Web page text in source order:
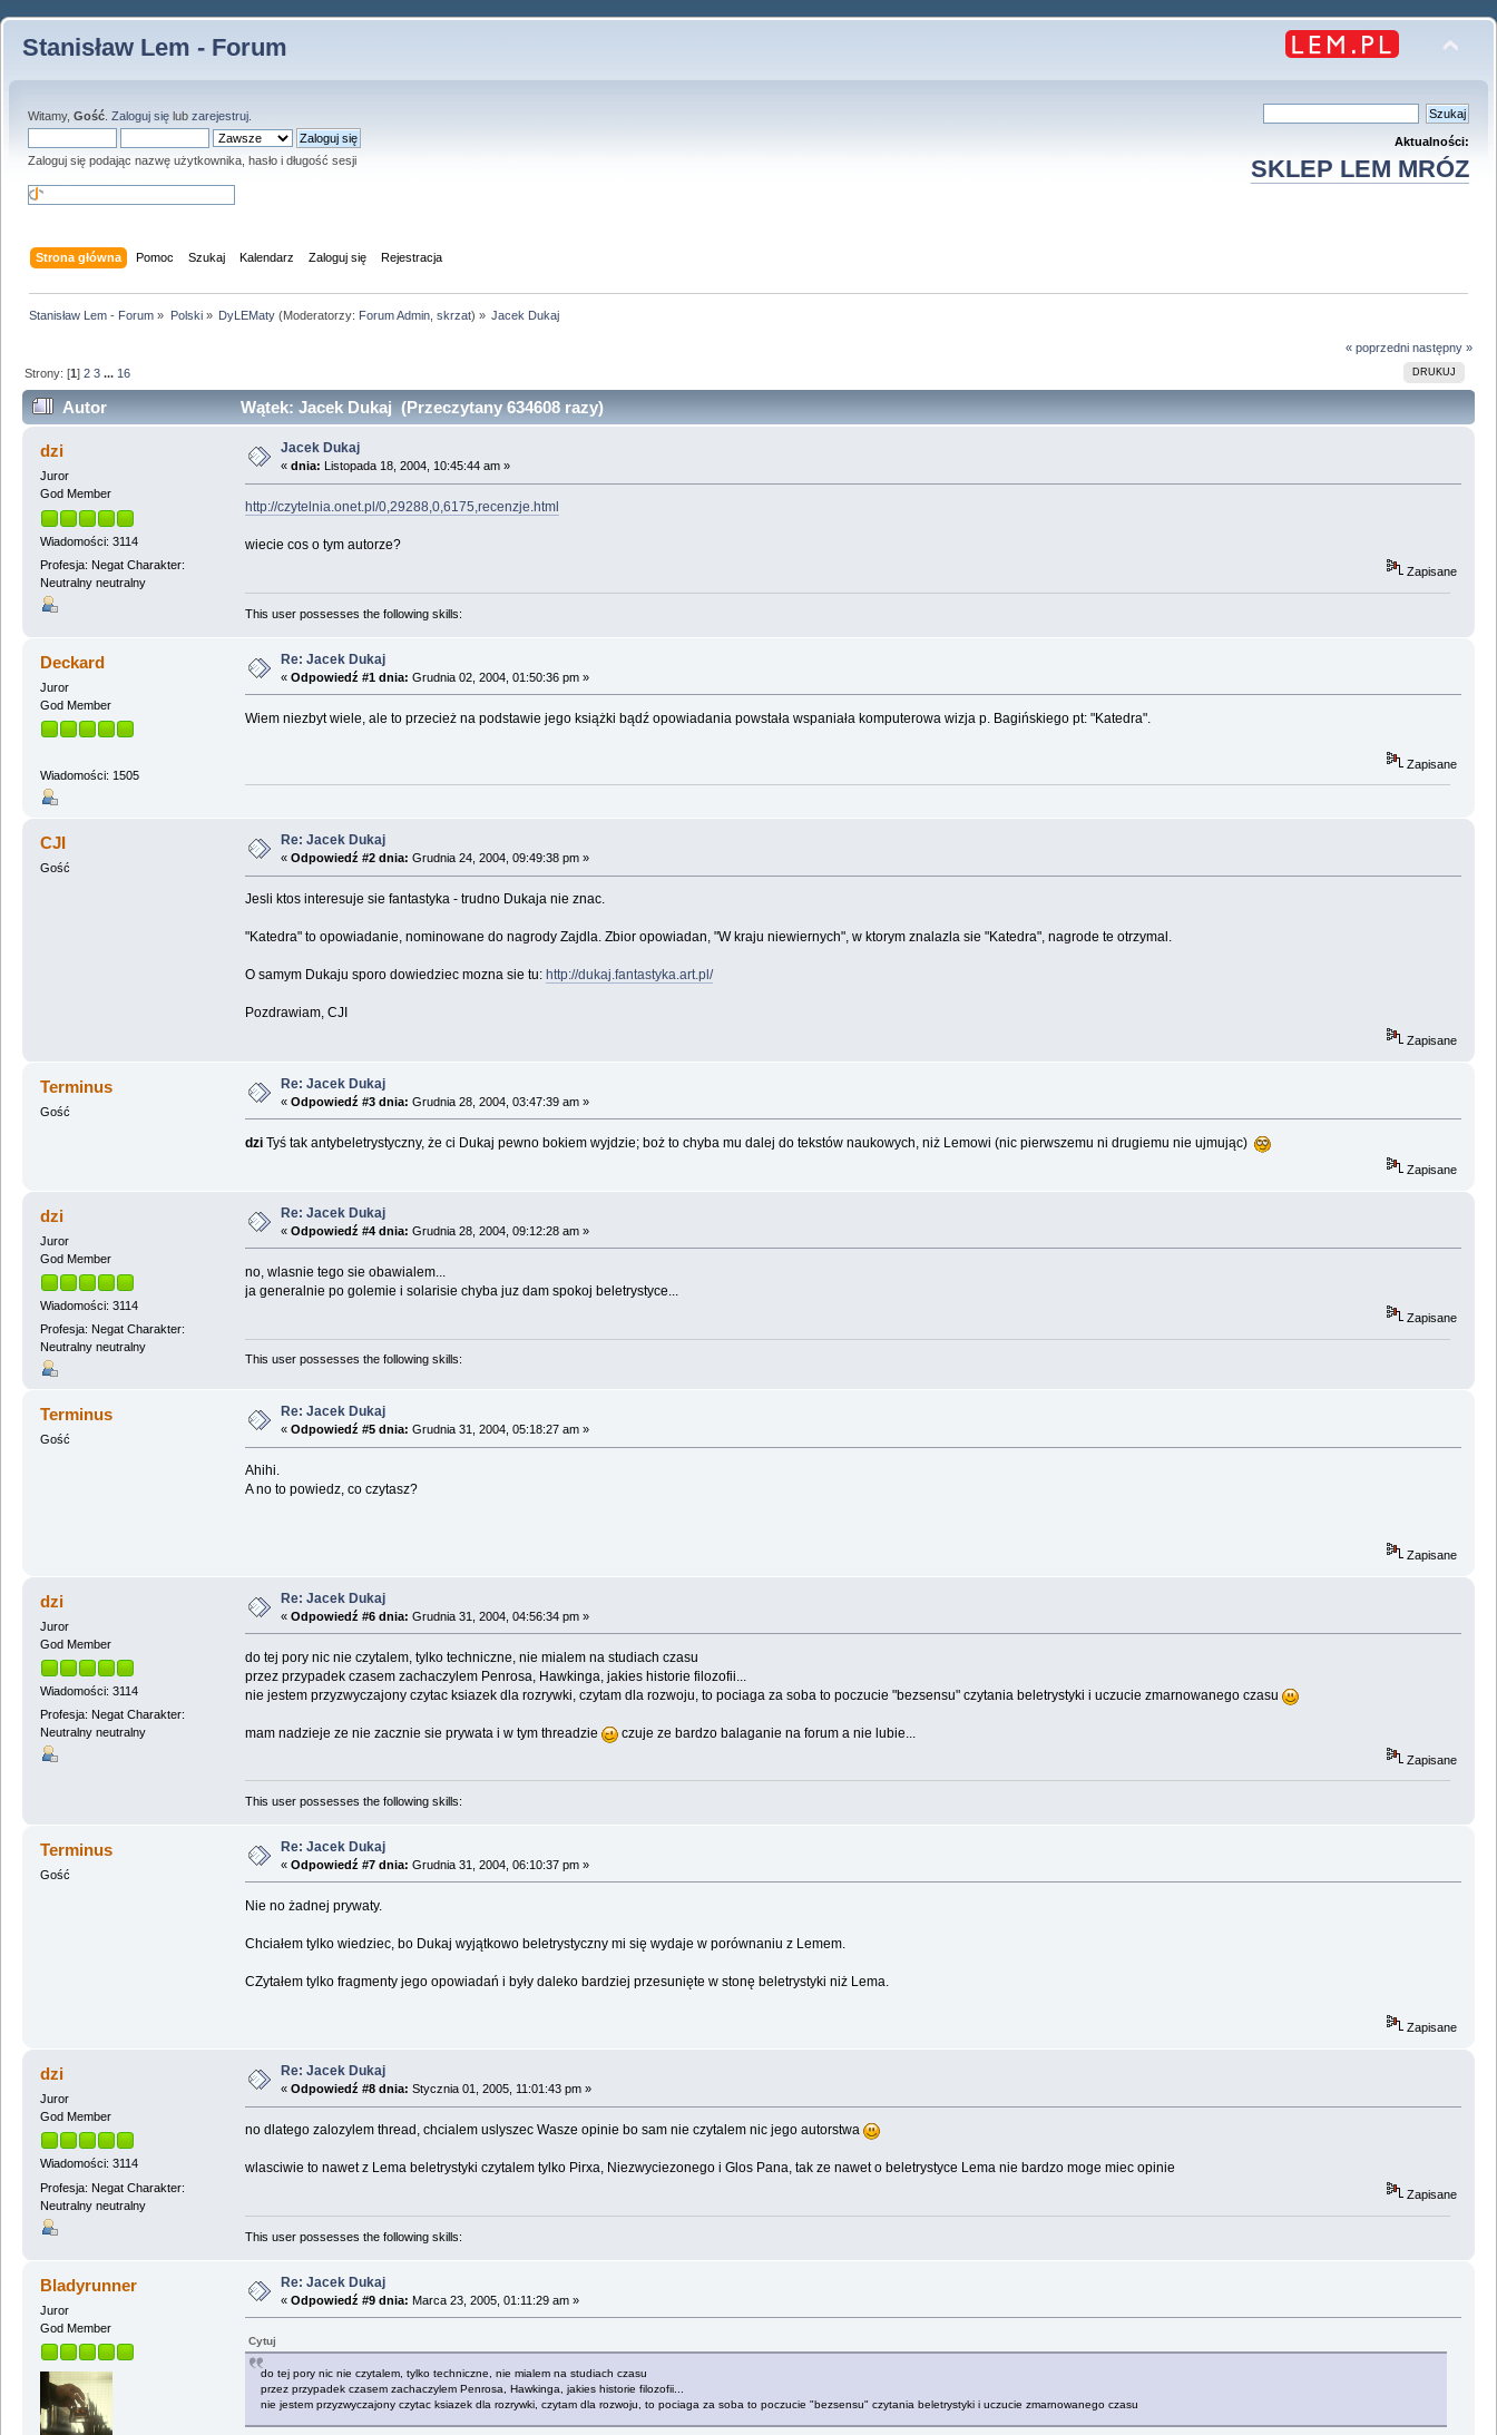
Stanisław Lem - Forum
Witamy, Gość Zaloguj się lub zarejestruj
Zaloguj się podając nazwę użytkownika, hasło i długość sesji
Aktualności:
SKLEP LEM MRÓZ
Strona główna Pomoc Szukaj Kalendarz Zaloguj się Rejestracja
Stanisław Lem - Forum » Polski» DyLEMaty(Moderatorzy: Forum Admin, skrzat) » Jacek Dukaj
« poprzedni następny »
DRUKUJ
Strony: [1]2 3 ... 16
Autor Wątek: Jacek Dukaj (Przeczytany 634608 razy)
dzi
Juror
God Member
Wiadomości: 3114
Profesja: Negat Charakter:
Neutralny neutralny
Jacek Dukaj
« dnia: Listopada 18, 2004, 10:45:44 am »
http://czytelnia.onet.pl/0,29288,0,6175,recenzje.html
wiecie cos o tym autorze?
Zapisane
This user possesses the following skills:
Deckard
Juror
God Member
Wiadomości: 1505
Re: Jacek Dukaj
« Odpowiedź #1 dnia: Grudnia 02, 2004, 01:50:36 pm »
Wiem niezbyt wiele, ale to przecież na podstawie jego książki bądź opowiadania powstała wspaniała komputerowa wizja p. Bagińskiego pt: "Katedra".
Zapisane
CJI
Gość
Re: Jacek Dukaj
« Odpowiedź #2 dnia: Grudnia 24, 2004, 09:49:38 pm »
Jesli ktos interesuje sie fantastyka - trudno Dukaja nie znac.
"Katedra" to opowiadanie, nominowane do nagrody Zajdla. Zbior opowiadan, "W kraju niewiernych", w ktorym znalazla sie "Katedra", nagrode te otrzymal.
O samym Dukaju sporo dowiedziec mozna sie tu: http://dukaj.fantastyka.art.pl/
Pozdrawiam, CJI
Zapisane
Terminus
Gość
Re: Jacek Dukaj
« Odpowiedź #3 dnia: Grudnia 28, 2004, 03:47:39 am »
dziTyś tak antybeletrystyczny, że ci Dukaj pewno bokiem wyjdzie; boż to chyba mu dalej do tekstów naukowych, niż Lemowi (nic pierwszemu ni drugiemu nie ujmując)
Zapisane
dzi
Juror
God Member
Wiadomości: 3114
Profesja: Negat Charakter:
Neutralny neutralny
Re: Jacek Dukaj
« Odpowiedź #4 dnia: Grudnia 28, 2004, 09:12:28 am »
no, wlasnie tego sie obawialem...
ja generalnie po golemie i solarisie chyba juz dam spokoj beletrystyce...
Zapisane
This user possesses the following skills:
Terminus
Gość
Re: Jacek Dukaj
« Odpowiedź #5 dnia: Grudnia 31, 2004, 05:18:27 am »
Ahihi.
A no to powiedz, co czytasz?
Zapisane
dzi
Juror
God Member
Wiadomości: 3114
Profesja: Negat Charakter:
Neutralny neutralny
Re: Jacek Dukaj
« Odpowiedź #6 dnia: Grudnia 31, 2004, 04:56:34 pm »
do tej pory nic nie czytalem, tylko techniczne, nie mialem na studiach czasu
przez przypadek czasem zachaczylem Penrosa, Hawkinga, jakies historie filozofii...
nie jestem przyzwyczajony czytac ksiazek dla rozrywki, czytam dla rozwoju, to pociaga za soba to poczucie "bezsensu" czytania beletrystyki i uczucie zmarnowanego czasu
mam nadzieje ze nie zacznie sie prywata i w tym threadzie czuje ze bardzo balaganie na forum a nie lubie...
Zapisane
This user possesses the following skills:
Terminus
Gość
Re: Jacek Dukaj
« Odpowiedź #7 dnia: Grudnia 31, 2004, 06:10:37 pm »
Nie no żadnej prywaty.
Chciałem tylko wiedziec, bo Dukaj wyjątkowo beletrystyczny mi się wydaje w porównaniu z Lemem.
CZytałem tylko fragmenty jego opowiadań i były daleko bardziej przesunięte w stonę beletrystyki niż Lema.
Zapisane
dzi
Juror
God Member
Wiadomości: 3114
Profesja: Negat Charakter:
Neutralny neutralny
Re: Jacek Dukaj
« Odpowiedź #8 dnia: Stycznia 01, 2005, 11:01:43 pm »
no dlatego zalozylem thread, chcialem uslyszec Wasze opinie bo sam nie czytalem nic jego autorstwa
wlasciwie to nawet z Lema beletrystyki czytalem tylko Pirxa, Niezwyciezonego i Glos Pana, tak ze nawet o beletrystyce Lema nie bardzo moge miec opinie
Zapisane
This user possesses the following skills:
Bladyrunner
Juror
God Member
Re: Jacek Dukaj
« Odpowiedź #9 dnia: Marca 23, 2005, 01:11:29 am »
Cytuj
do tej pory nic nie czytalem, tylko techniczne, nie mialem na studiach czasu
przez przypadek czasem zachaczylem Penrosa, Hawkinga, jakies historie filozofii...
nie jestem przyzwyczajony czytac ksiazek dla rozrywki, czytam dla rozwoju, to pociaga za soba to poczucie "bezsensu" czytania beletrystyki i uczucie zmarnowanego czasu